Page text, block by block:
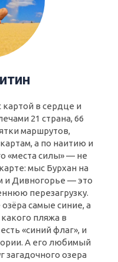
в сердце и
21 страна, 66
маршрутов,
а по наитию и
«места силы» — не
мыс Бурхан на
и Дивногорье — это
перезагрузку.
самые синие, а
пляжа в
«синий флаг», и
А его любимый
озера